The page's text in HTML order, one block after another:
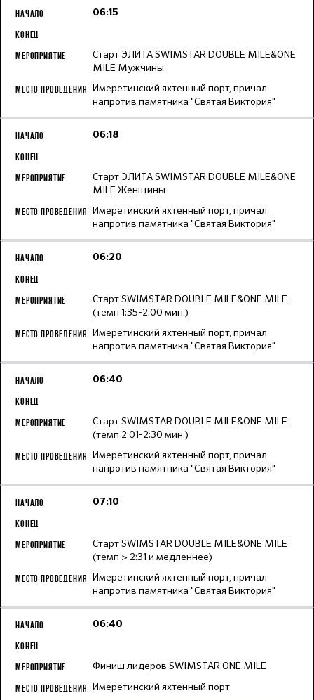
06:15
Старт ЭЛИТА SWIMSTAR DOUBLE MILE&ONE
MILE Мужчины
Имеретинский яхтенный порт, причал
напротив памятника "Святая Виктория"
06:18
Старт ЭЛИТА SWIMSTAR DOUBLE MILE&ONE
MILE Женщины
Имеретинский яхтенный порт, причал
напротив памятника "Святая Виктория"
06:20
Старт SWIMSTAR DOUBLE MILE&ONE MILE
(темп 1:35-2:00 мин.)
Имеретинский яхтенный порт, причал
напротив памятника "Святая Виктория"
06:40
Старт SWIMSTAR DOUBLE MILE&ONE MILE
(темп 2:01-2:30 мин.)
Имеретинский яхтенный порт, причал
напротив памятника "Святая Виктория"
07:10
Старт SWIMSTAR DOUBLE MILE&ONE MILE
(темп > 2:31 и медленнее)
Имеретинский яхтенный порт, причал
напротив памятника "Святая Виктория"
06:40
Финиш лидеров SWIMSTAR ONE MILE
Имеретинский яхтенный порт